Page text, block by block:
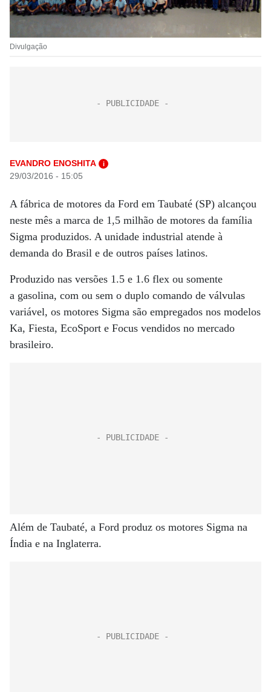
Divulgação
EVANDRO ENOSHITA i
29/03/2016 - 15:05
A fábrica de motores da Ford em Taubaté (SP) alcançou
neste mês a marca de 1,5 milhão de motores da família
Sigma produzidos. A unidade industrial atende à
demanda do Brasil e de outros países latinos.
Produzido nas versões 1.5 e 1.6 flex ou somente
a gasolina, com ou sem o duplo comando de válvulas
variável, os motores Sigma são empregados nos modelos
Ka, Fiesta, EcoSport e Focus vendidos no mercado
brasileiro.
Além de Taubaté, a Ford produz os motores Sigma na
Índia e na Inglaterra.